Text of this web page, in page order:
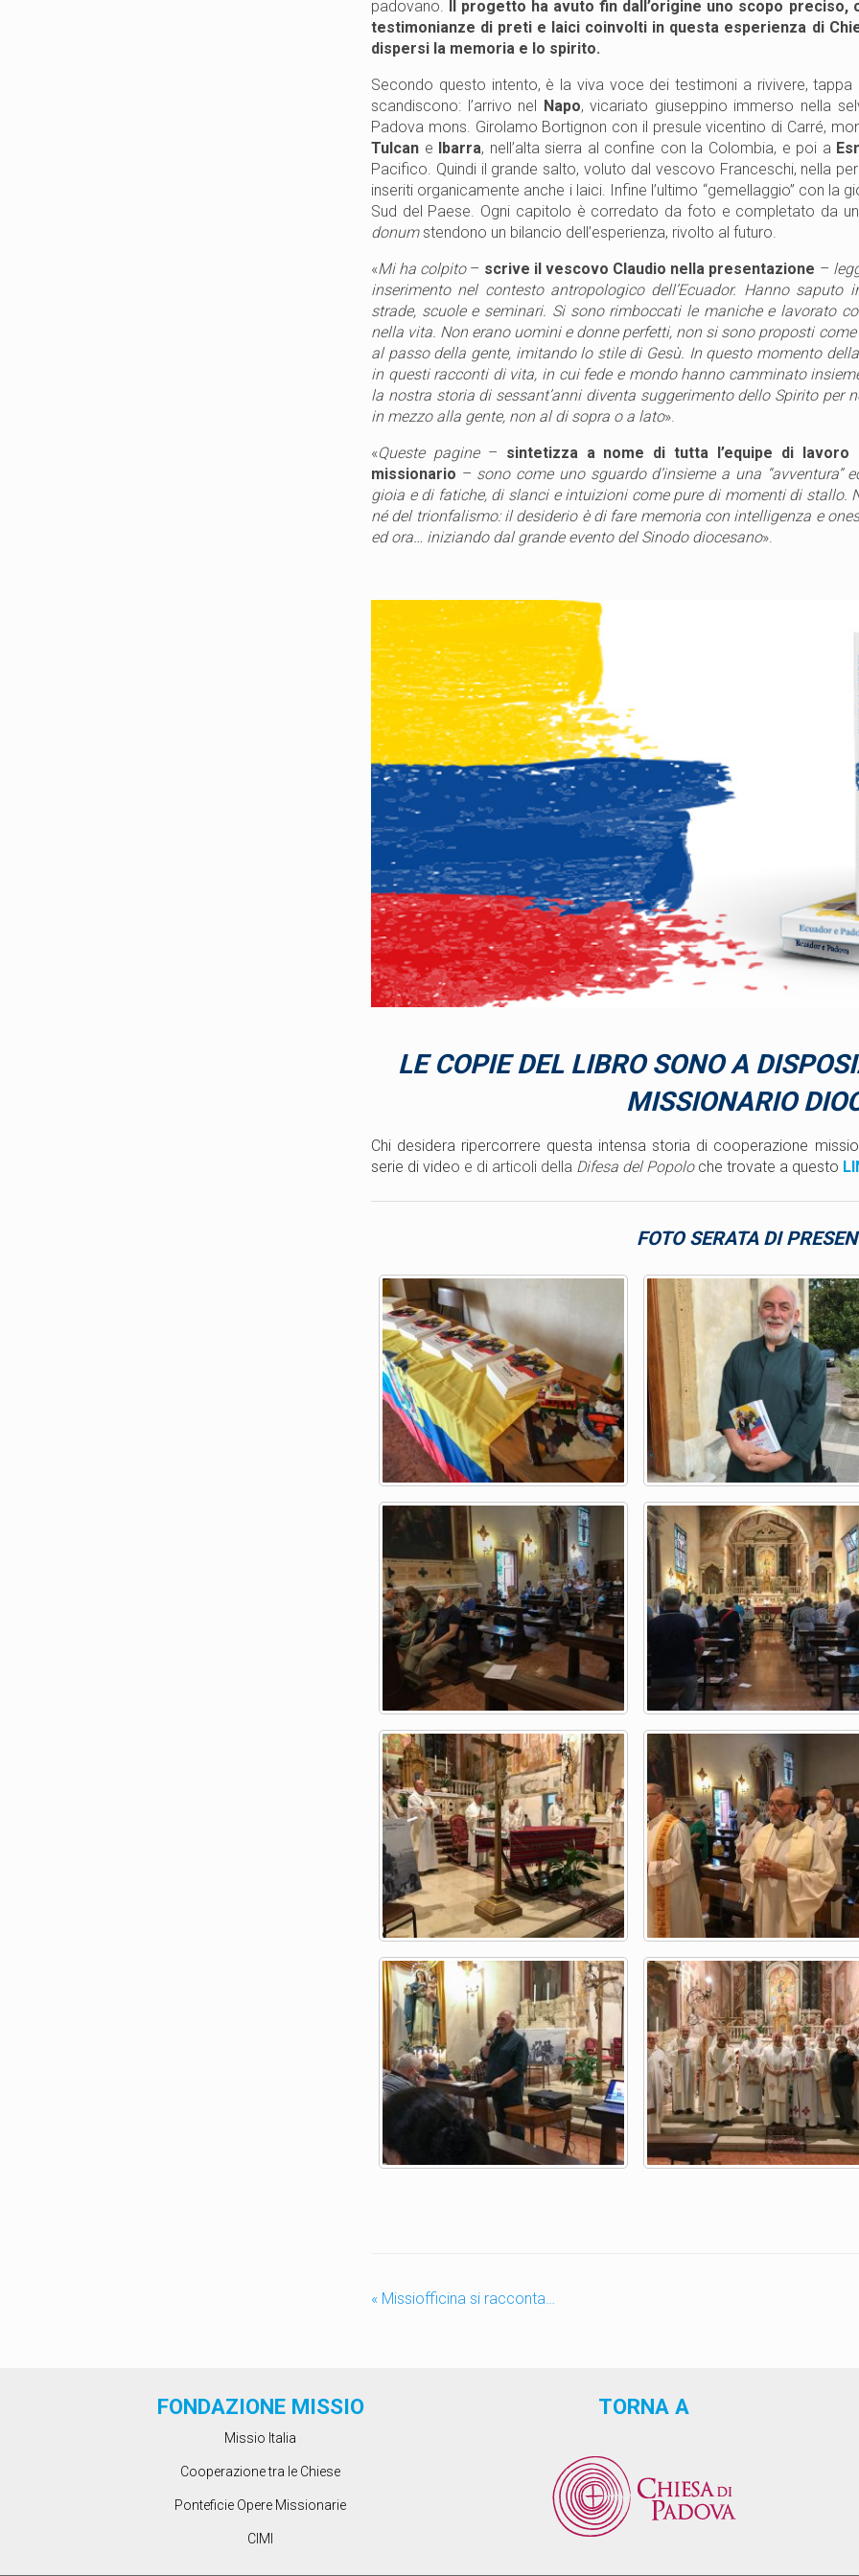
padovano.
Il progetto ha avuto fin dall’origine uno scopo
testimonianze di preti e laici coinvolti in questa esperienza di
dispersi la memoria e lo spirito.
Secondo questo intento, è la viva voce dei testimoni a rivivere,
scandiscono: l’arrivo nel Napo, vicariato giuseppino immerso nella
Padova mons. Girolamo Bortignon con il presule vicentino di Carré,
Tulcan e Ibarra, nell’alta sierra al confine con la Colombia, e poi a
Pacifico. Quindi il grande salto, voluto dal vescovo Franceschi, nella
inseriti organicamente anche i laici. Infine l’ultimo “gemellaggio” con la
Sud del Paese. Ogni capitolo è corredato da foto e completato da
donumstendono un bilancio dell’esperienza, rivolto al futuro.
«Mi ha colpito– scrive il vescovo Claudio nella presentazione –
inserimento nel contesto antropologico dell’Ecuador. Hanno
strade, scuole e seminari. Si sono rimboccati le maniche e lavorato
nella vita. Non erano uomini e donne perfetti, non si sono proposti
al passo della gente, imitando lo stile di Gesù. In questo momento
in questi racconti di vita, in cui fede e mondo hanno camminato
la nostra storia di sessant’anni diventa suggerimento dello Spirito per
in mezzo alla gente, non al di sopra o a lato».
«Queste pagine– sintetizza a nome di tutta l’equipe di
missionario – sono come uno sguardo d’insieme a una
gioia e di fatiche, di slanci e intuizioni come pure di momenti di stallo.
né del trionfalismo: il desiderio è di fare memoria con intelligenza e
ed ora… iniziando dal grande evento del Sinodo diocesano».
LE COPIE DEL LIBRO SONO A
MISSIONARIO
Chi desidera ripercorrere questa intensa storia di cooperazione
serie di video e di articoli della Difesa del Popolo che trovate a questo
FOTO SERATA DI
« Missiofficina si racconta…
FONDAZIONE MISSIO
Missio Italia
Cooperazione tra le Chiese
Ponteficie Opere Missionarie
CIMI
TORNA A